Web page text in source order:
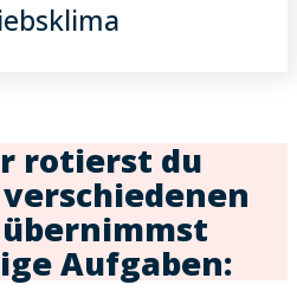
rotierst du
Aufgaben: